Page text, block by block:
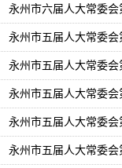
永州市六届人大常委
永州市五届人大常委
永州市五届人大常委
永州市五届人大常委
永州市五届人大常委
永州市五届人大常委